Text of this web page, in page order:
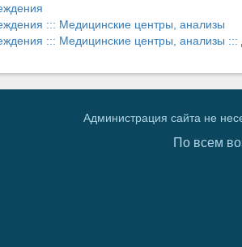
::: Медицинские центры, анализы
::: Медицинские центры, анализы :::
Администрация сайта не
По всем